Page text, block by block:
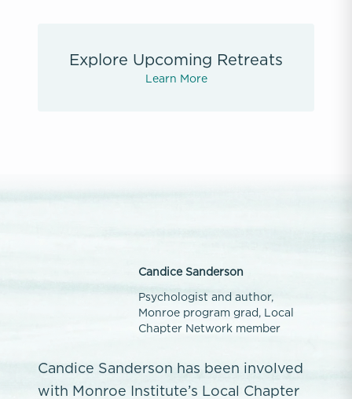
Explore Upcoming Retreats
Learn More
Candice Sanderson
Psychologist and author,
Monroe program grad, Local
Chapter Network member
Candice Sanderson has been involved
with Monroe Institute’s Local Chapter